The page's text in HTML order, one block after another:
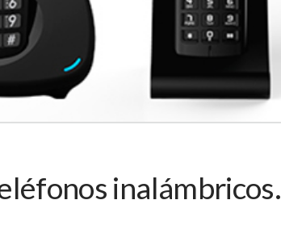
inalámbricos.